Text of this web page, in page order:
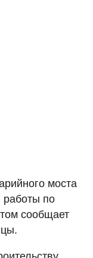
моста
работы по
сообщает